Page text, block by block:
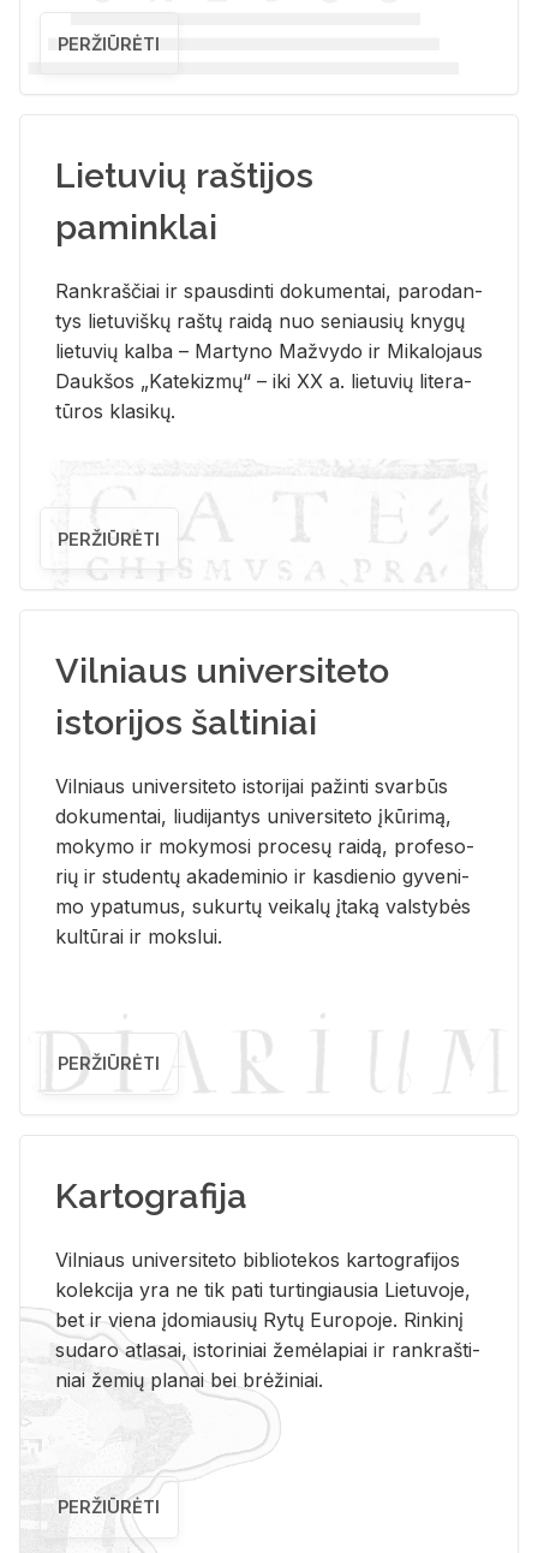
PERŽIŪRĖTI
Lietuvių raštijos
paminklai
Rank­raš­čiai ir spaus­din­ti do­ku­men­tai, pa­ro­dan­
tys lie­tu­viš­kų raš­tų rai­dą nuo se­niau­sių kny­gų
lie­tu­vių kal­ba – Mar­ty­no Ma­žvy­do ir Mi­ka­lo­jaus
Dauk­šos „Ka­te­kiz­mų“ – iki XX a. lie­tu­vių li­te­ra­
tū­ros kla­si­kų.
PERŽIŪRĖTI
Vilniaus universiteto
istorijos šaltiniai
Vil­niaus uni­ver­si­te­to is­to­ri­jai pa­žin­ti svar­būs
do­ku­men­tai, liu­di­jan­tys uni­ver­si­te­to įkū­ri­mą,
mo­ky­mo ir mo­ky­mo­si pro­ce­sų rai­dą, pro­fe­so­
rių ir stu­den­tų aka­de­mi­nio ir kas­die­nio gy­ve­ni­
mo ypa­tu­mus, su­kur­tų vei­ka­lų įta­ką vals­ty­bės
kul­tū­rai ir moks­lui.
PERŽIŪRĖTI
Kartografija
Vil­niaus uni­ver­si­te­to bi­b­lio­te­kos kar­to­gra­fi­jos
ko­lek­ci­ja yra ne tik pati tur­tin­giau­sia Lie­tu­vo­je,
bet ir vie­na įdo­miau­sių Rytų Eu­ro­po­je. Rin­ki­nį
su­da­ro at­la­sai, is­to­ri­niai že­mė­la­piai ir rank­raš­ti­
niai že­mių pla­nai bei brė­ži­niai.
PERŽIŪRĖTI